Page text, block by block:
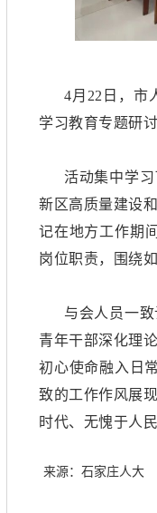
4月22日，市
学习教育专题研讨
活动集中学
新区高质量建设
记在地方工作期
岗位职责，围绕
与会人员一
青年干部深化理
初心使命融入日
致的工作作风展
时代、无愧于人
来源：石家庄人大